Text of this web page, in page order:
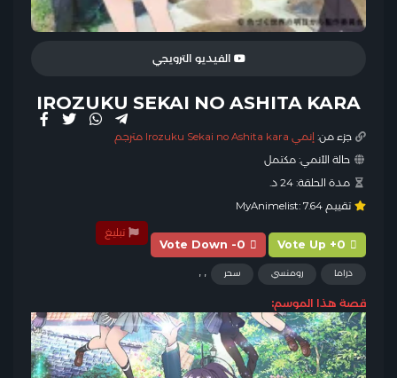
الفيديو الترويجي
IROZUKU SEKAI NO ASHITA KARA
جزء من: إنمي Irozuku Sekai no Ashita kara مترجم
حالة الأنمي:مكتمل
مدة الحلقة:24 د.
تقييم MyAnimelist: 7.64
Vote Up +0
Vote Down -0
تبليغ
دراما رومنسي سحر
قصة هذا الموسم: